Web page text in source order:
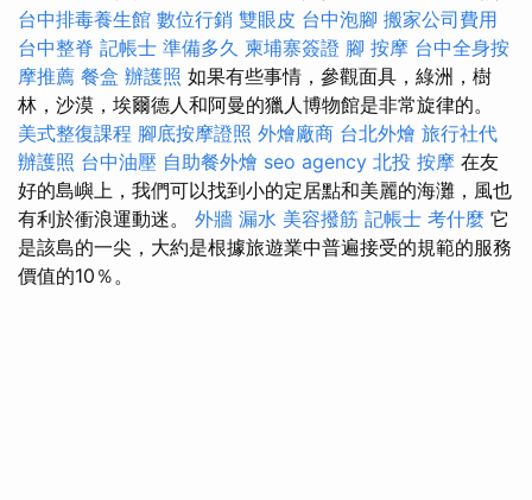
台中排毒養生館 數位行銷 雙眼皮 台中泡腳 搬家公司費用
台中整脊 記帳士 準備多久 柬埔寨簽證 腳 按摩 台中全身按
摩推薦 餐盒 辦護照 如果有些事情，參觀面具，綠洲，樹
林，沙漠，埃爾德人和阿曼的獵人博物館是非常旋律的。
美式整復課程 腳底按摩證照 外燴廠商 台北外燴 旅行社代
辦護照 台中油壓 自助餐外燴 seo agency 北投 按摩 在友
好的島嶼上，我們可以找到小的定居點和美麗的海灘，風也
有利於衝浪運動迷。 外牆 漏水 美容撥筋 記帳士 考什麼 它
是該島的一尖，大約是根據旅遊業中普遍接受的規範的服務
價值的10％。